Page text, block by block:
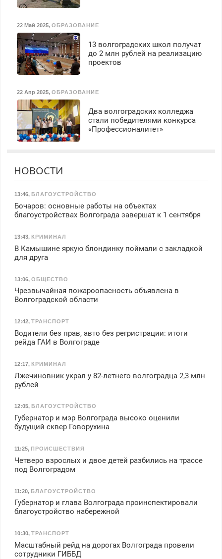
22 Май 2025, ОБРАЗОВАНИЕ
13 волгоградских школ получат
до 2 млн рублей на реализацию
проектов
22 Апр 2025, ОБРАЗОВАНИЕ
Два волгоградских колледжа
стали победителями конкурса
«Профессионалитет»
НОВОСТИ
13:46, БЛАГОУСТРОЙСТВО
Бочаров: основные работы на объектах
благоустройствах Волгограда завершат к 1 сентября
13:43, КРИМИНАЛ
В Камышине яркую блондинку поймали с закладкой
для друга
13:06, ОБЩЕСТВО
Чрезвычайная пожароопасность объявлена в
Волгоградской области
12:42, ТРАНСПОРТ
Водители без прав, авто без регристрации: итоги
рейда ГАИ в Волгограде
12:17, КРИМИНАЛ
Лжечиновник украл у 82-летнего волгоградца 2,3 млн
рублей
12:05, БЛАГОУСТРОЙСТВО
Губернатор и мэр Волгограда высоко оценили
будущий сквер Говорухина
11:25, ПРОИСШЕСТВИЯ
Четверо взрослых и двое детей разбились на трассе
под Волгоградом
11:20, БЛАГОУСТРОЙСТВО
Губернатор и глава Волгограда проинспектировали
благоустройство набережной
10:30, ТРАНСПОРТ
Масштабный рейд на дорогах Волгограда провели
сотрудники ГИББД